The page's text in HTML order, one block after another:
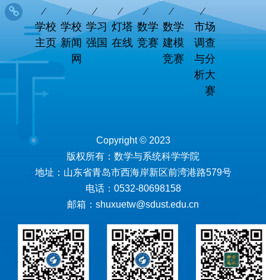
学校
主页
学校
新闻
网
学习
强国
灯塔
在线
数学
竞赛
数学
建模
竞赛
市场
调查
与分
析大
赛
Copyright © 2023
版权所有：数学与系统科学学院
地址：山东省青岛市西海岸新区前湾港路579号
电话：0532-80698158
邮箱：shuxuetw@sdust.edu.cn